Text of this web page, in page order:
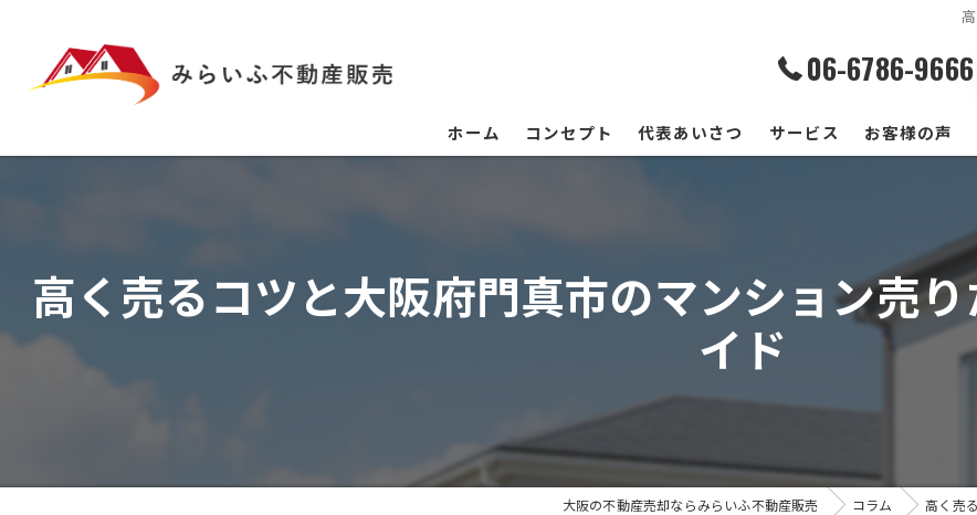
06-6786-9666
ホーム コンセプト 代表あいさつ サービス お客様の声
高く売るコツと大阪府門真市のマンション売
イド
大阪の不動産売却ならみらいふ不動産販売 コラム 高く売